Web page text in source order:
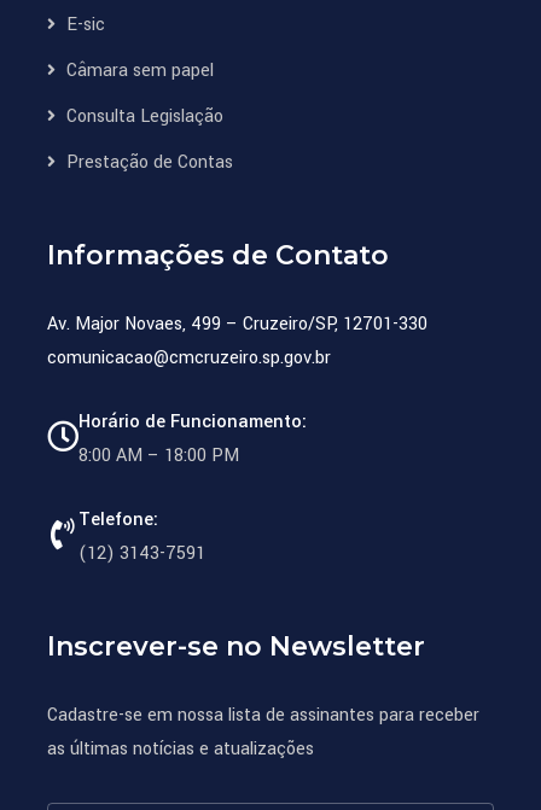
E-sic
Câmara sem papel
Consulta Legislação
Prestação de Contas
Informações de Contato
Av. Major Novaes, 499 – Cruzeiro/SP, 12701-330
comunicacao@cmcruzeiro.sp.gov.br
Horário de Funcionamento:
8:00 AM – 18:00 PM
Telefone:
(12) 3143-7591
Inscrever-se no Newsletter
Cadastre-se em nossa lista de assinantes para receber
as últimas notícias e atualizações